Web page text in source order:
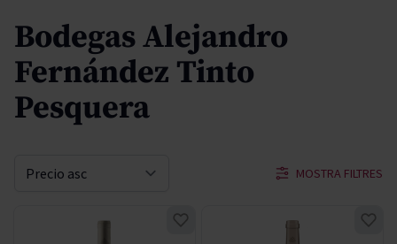
Bodegas Alejandro
Fernández Tinto
Pesquera
MOSTRA FILTRES
Sort By